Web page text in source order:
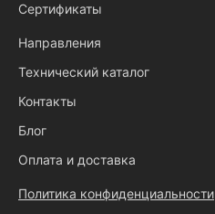
Сертификаты
Направления
Технический каталог
Контакты
Блог
Оплата и доставка
Политика конфиденциальности